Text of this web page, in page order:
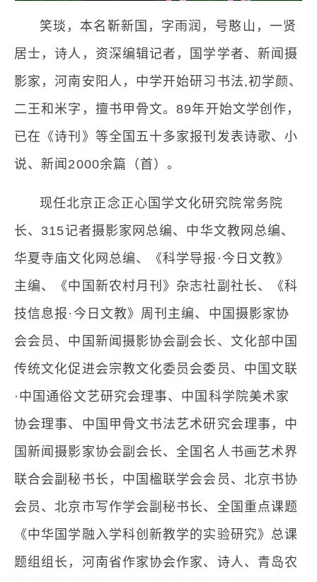
笑琰，本名靳新国，字雨润，号憨山，一贤
居士，诗人，资深编辑记者，国学学者、新闻摄
影家，河南安阳人，中学开始研习书法,初学颜、
二王和米字，擅书甲骨文。89年开始文学创作，
已在《诗刊》等全国五十多家报刊发表诗歌、小
说、新闻2000余篇（首）。
现任北京正念正心国学文化研究院常务院
长、315记者摄影家网总编、中华文教网总编、
华夏寺庙文化网总编、《科学导报·今日文教》
主编、《中国新农村月刊》杂志社副社长、《科
技信息报·今日文教》周刊主编、中国摄影家协
会会员、中国新闻摄影协会副会长、文化部中国
传统文化促进会宗教文化委员会委员、中国文联
·中国通俗文艺研究会理事、中国科学院美术家
协会理事、中国甲骨文书法艺术研究会理事，中
国新闻摄影家协会副会长、全国名人书画艺术界
联合会副秘书长，中国楹联学会会员、北京书协
会员、北京市写作学会副秘书长、全国重点课题
《中华国学融入学科创新教学的实验研究》总课
题组组长，河南省作家协会作家、诗人、青岛农